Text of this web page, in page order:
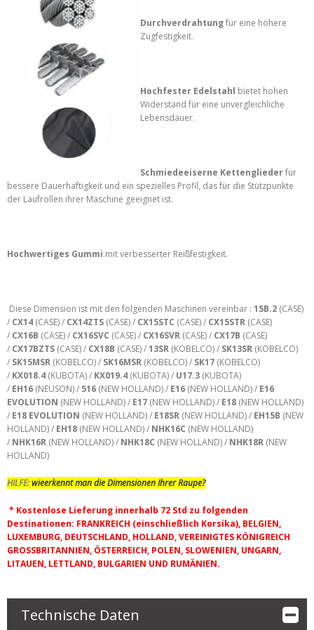
Durchverdrahtungfür eine höhere
Zugfestigkeit.
Hochfester Edelstahl bietet hohen
Widerstand für eine unvergleichliche
Lebensdauer.
Schmiedeeiserne Kettengliederfür
bessere Dauerhaftigkeit und ein spezielles Profil, das für die Stützpunkte
der Laufrollen ihrer Maschine geeignet ist.
Hochwertiges Gummi mit verbesserter Reißfestigkeit.
Diese Dimension ist mit den folgenden Maschinen vereinbar : 15B.2(CASE)
/ CX14(CASE) / CX14ZTS(CASE) / CX15STC (CASE) / CX15STR(CASE)
/ CX16B (CASE) / CX16SVC (CASE) / CX16SVR(CASE) / CX17B (CASE)
/ CX17BZTS(CASE) / CX18B (CASE) /13SR(KOBELCO) / SK13SR(KOBELCO)
/ SK15MSR(KOBELCO) / SK16MSR(KOBELCO) / SK17(KOBELCO)
/ KX018.4(KUBOTA) / KX019.4(KUBOTA) / U17.3(KUBOTA)
/ EH16(NEUSON) / 516(NEW HOLLAND) / E16(NEW HOLLAND) / E16
EVOLUTION (NEW HOLLAND) / E17(NEW HOLLAND) / E18(NEW HOLLAND)
/ E18 EVOLUTION (NEW HOLLAND) / E18SR(NEW HOLLAND) / EH15B (NEW
HOLLAND) / EH18(NEW HOLLAND) / NHK16C (NEW HOLLAND)
/ NHK16R(NEW HOLLAND) / NHK18C (NEW HOLLAND) / NHK18R(NEW
HOLLAND)
HILFE:wieerkennt man die Dimensionen Ihrer Raupe?
* Kostenlose Lieferung innerhalb 72 Std zu folgenden
Destinationen: FRANKREICH (einschließlich Korsika), BELGIEN,
LUXEMBURG, DEUTSCHLAND, HOLLAND, VEREINIGTES KÖNIGREICH
GROSSBRITANNIEN, ÖSTERREICH, POLEN, SLOWENIEN, UNGARN,
LITAUEN, LETTLAND, BULGARIEN UND RUMÄNIEN.
Technische Daten